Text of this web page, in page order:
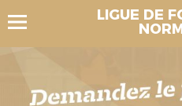
LIGUE DE